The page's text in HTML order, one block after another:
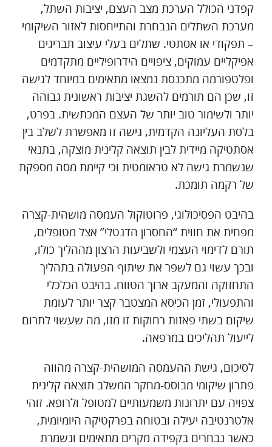
קפדני הכולל הערכת מצב העצם, יציבות השתל,
מערכת השתלים הנבחרת והתייחסות לאזור השיקומי
– תפקודי או אסתטי. שתלים בעלי עיצוב תבריגים
אפיקליים עמוקים, ציפויים הידרופיליים מתקדמים
ופלטפורמה מתכנסת נמצאו מתאימים במיוחד לגישה
זו, שכן הם תורמים להשגת יציבות ראשונית גבוהה
יותר ולשימור טוב יותר של העצם המכתשית. בפרט,
בלסת העליונה הקדמית, גישה זו מאפשרת לשלב בין
אסתטיקה מיידית לבין תוצאה קלינית מוצקה, בתנאי
שנשמרת גישה לא טראומטית וכי קיימת מסה מספקת
של רקמה תומכת.
בהיבט הפסיכולוגי, פרוטוקול העמסה מושהית-קצרה
מפחית את חווית “החסרון הדנטלי” אצל מטופלים,
תורם לדימוי העצמי ולשביעות הרצון מההליך כולו,
ובכך עשוי גם לשפר את שיתוף הפעולה בתהליך
התחזוקה והמעקב ארוך הטווח. בהיבט הכלכלי
והתפעולי, זמן הכיסא המצטבר קצר יותר לעומת
שיקום בשתי פאזות רחוקות זו מזו, מה שעשוי לתרום
לייעול תהליכים במרפאה.
לסיכום, גישת ההעמסה המושהית-קצרה מהווה
פתרון שיקומי מבוסס-מחקר המשלב תוצאה קלינית
צפויה עם יתרונות משמעותיים למטופל ולרופא. זוהי
אלטרנטיבה יעילה ובטוחה בפרקטיקה היומיומית,
כאשר נבחרים בקפידה מקרים מתאימים ונשמרת